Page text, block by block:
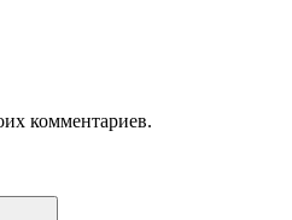
комментариев.